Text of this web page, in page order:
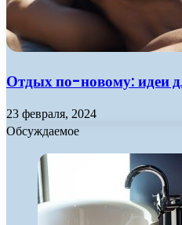
Отдых по-новому: идеи
23 февраля, 2024
Обсуждаемое